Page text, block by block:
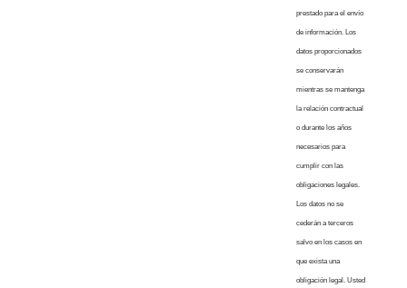
prestado para el envío
de información. Los
datos proporcionados
se conservarán
mientras se mantenga
la relación contractual
o durante los años
necesarios para
cumplir con las
obligaciones legales.
Los datos no se
cederán a terceros
salvo en los casos en
que exista una
obligación legal. Usted